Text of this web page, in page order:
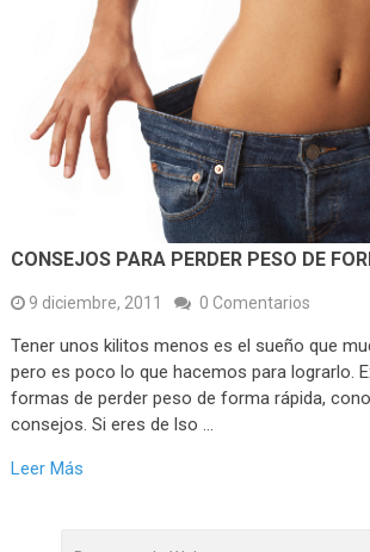
CONSEJOS PARA PERDER PESO DE
9 diciembre, 2011 0 Comentarios
Tener unos kilitos menos es el sueño que
pero es poco lo que hacemos para lograrlo.
formas de perder peso de forma rápida,
consejos. Si eres de lso …
Leer Más